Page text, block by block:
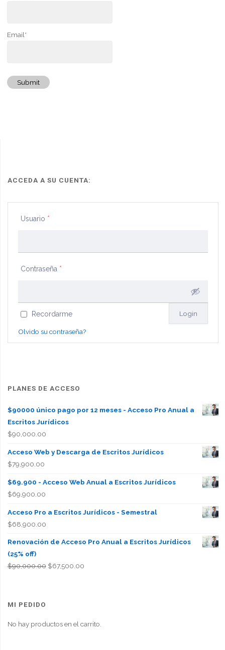
Email*
Submit
ACCEDA A SU CUENTA:
Usuario *
Contraseña *
Recordarme
Olvido su contraseña?
PLANES DE ACCESO
$90000 único pago por 12 meses - Acceso Pro Anual a
Escritos Jurídicos
$90,000.00
Acceso Web y Descarga de Escritos Jurídicos
$79,900.00
$69.900 - Acceso Web Anual a Escritos Jurídicos
$69,900.00
Acceso Pro a Escritos Jurídicos - Semestral
$68,900.00
Renovación de Acceso Pro Anual a Escritos Jurídicos
(25% off)
$90,000.00 El
$67,500.00El
MI PEDIDO
No hay productos en el carrito.